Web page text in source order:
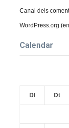
Canal dels
WordPress.org
Calendar
Dl Dt